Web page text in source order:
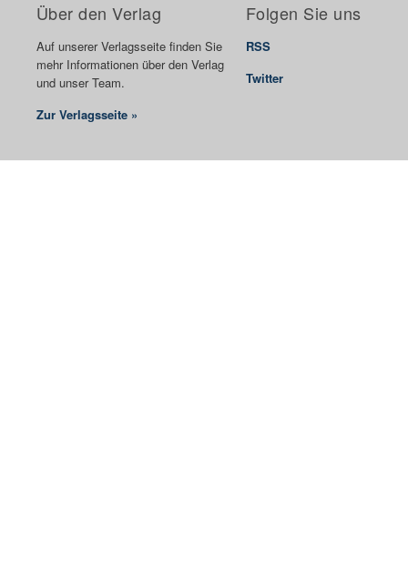
Über den Verlag
Auf unserer Verlagsseite finden Sie
mehr Informationen über den Verlag
und unser Team.
Zur Verlagsseite »
Folgen Sie uns
RSS
Twitter